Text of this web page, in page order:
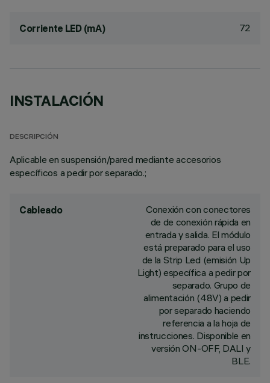
Corriente LED (mA) 72
INSTALACIÓN
DESCRIPCIÓN
Aplicable en suspensión/pared mediante accesorios
específicos a pedir por separado.;
Cableado
Conexión con conectores
de de conexión rápida en
entrada y salida. El módulo
está preparado para el uso
de la Strip Led (emisión Up
Light) específica a pedir por
separado. Grupo de
alimentación (48V) a pedir
por separado haciendo
referencia a la hoja de
instrucciones. Disponible en
versión ON-OFF, DALI y
BLE.